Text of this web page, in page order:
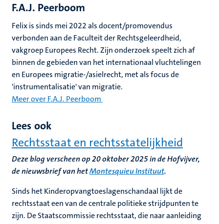
F.A.J. Peerboom
Felix is sinds mei 2022 als docent/promovendus
verbonden aan de Faculteit der Rechtsgeleerdheid,
vakgroep Europees Recht. Zijn onderzoek speelt zich af
binnen de gebieden van het internationaal vluchtelingen
en Europees migratie-/asielrecht, met als focus de
'instrumentalisatie' van migratie.
Meer over F.A.J. Peerboom
Lees ook
Rechtsstaat en rechtsstatelijkheid
Deze blog verscheen op 20 oktober 2025 in de Hofvijver,
de nieuwsbrief van hetMontesquieu Instituut.
Sinds het Kinderopvangtoeslagenschandaal lijkt de
rechtsstaat een van de centrale politieke strijdpunten te
zijn. De Staatscommissie rechtsstaat, die naar aanleiding